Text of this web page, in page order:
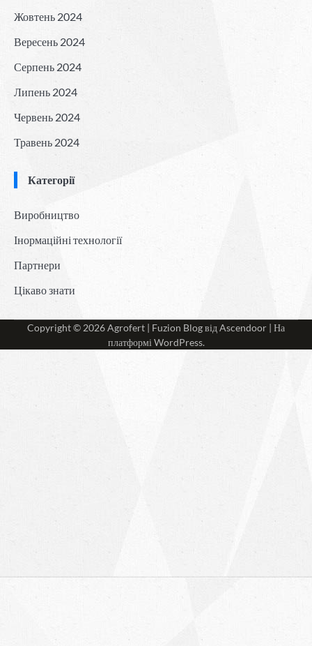
Жовтень 2024
Вересень 2024
Серпень 2024
Липень 2024
Червень 2024
Травень 2024
Категорії
Виробництво
Інормаційні технології
Партнери
Цікаво знати
Copyright © 2026Agrofert | Fuzion Blog відAscendoor | На
платформіWordPress.